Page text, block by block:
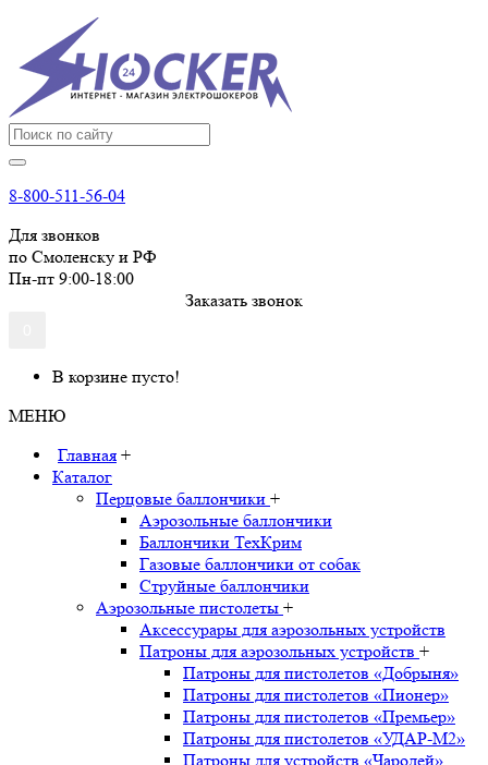
8-800-511-56-04
Для звонков
по Смоленску и РФ
Пн-пт 9:00-18:00
Заказать звонок
В корзине пусто!
МЕНЮ
Главная +
Каталог
Перцовые баллончики +
Аэрозольные баллончики
Баллончики ТехКрим
Газовые баллончики от собак
Струйные баллончики
Аэрозольные пистолеты +
Аксессурары для аэрозольных устройств
Патроны для аэрозольных устройств +
Патроны для пистолетов «Добрыня»
Патроны для пистолетов «Пионер»
Патроны для пистолетов «Премьер»
Патроны для пистолетов «УДАР-M2»
Патроны для устройств «Чародей»